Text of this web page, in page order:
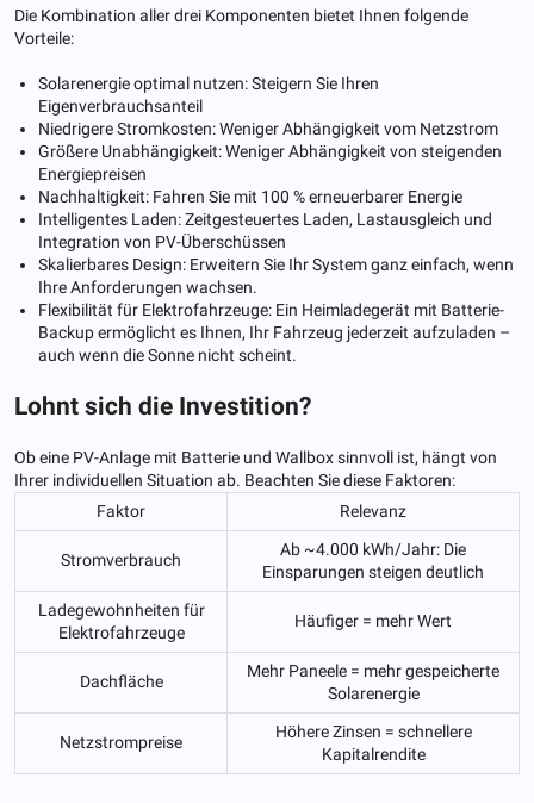
Die Kombination aller drei Komponenten bietet Ihnen folgende
Vorteile:
Solarenergie optimal nutzen: Steigern Sie Ihren
Eigenverbrauchsanteil
Niedrigere Stromkosten: Weniger Abhängigkeit vom Netzstrom
Größere Unabhängigkeit: Weniger Abhängigkeit von steigenden
Energiepreisen
Nachhaltigkeit: Fahren Sie mit 100 % erneuerbarer Energie
Intelligentes Laden: Zeitgesteuertes Laden, Lastausgleich und
Integration von PV-Überschüssen
Skalierbares Design: Erweitern Sie Ihr System ganz einfach, wenn
Ihre Anforderungen wachsen.
Flexibilität für Elektrofahrzeuge: Ein Heimladegerät mit Batterie-
Backup ermöglicht es Ihnen, Ihr Fahrzeug jederzeit aufzuladen –
auch wenn die Sonne nicht scheint.
Lohnt sich die Investition?
Ob eine PV-Anlage mit Batterie und Wallbox sinnvoll ist, hängt von
Ihrer individuellen Situation ab. Beachten Sie diese Faktoren:
Faktor
Relevanz
Stromverbrauch
Ab ~4.000 kWh/Jahr: Die
Einsparungen steigen deutlich
Ladegewohnheiten für
Elektrofahrzeuge
Häufiger = mehr Wert
Dachfläche
Mehr Paneele = mehr gespeicherte
Solarenergie
Netzstrompreise
Höhere Zinsen = schnellere
Kapitalrendite